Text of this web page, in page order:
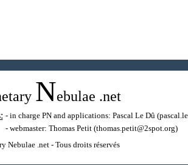
Nebulae .net
- in charge PN and applications: Pascal Le Dû
- webmaster: Thomas Petit(thomas.petit@2spot.org)
Nebulae .net - Tous droits réservés